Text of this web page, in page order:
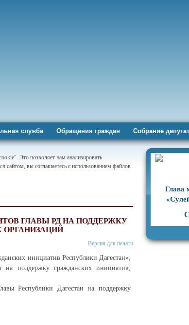
служба Обращения граждан Собрание
Это позволяет нам анализировать
сайтом, вы соглашаетесь с использованием файлов
ГЛАВЫ РД НА ПОДДЕРЖКУ
Версия для печати
инициатив Республики Дагестан»,
на поддержку гражданских инициатив,
Республики Дагестан на поддержку
Глава